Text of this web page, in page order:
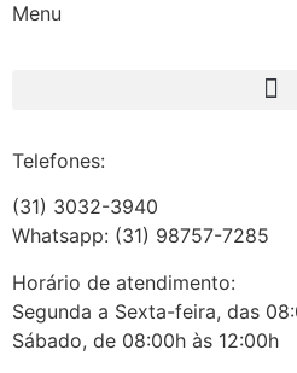
Menu
Telefones:
(31) 3032-3940
Whatsapp: (31) 98757-7285
Horário de atendimento:
Segunda a Sexta-feira, das
Sábado, de 08:00h às 12:00h